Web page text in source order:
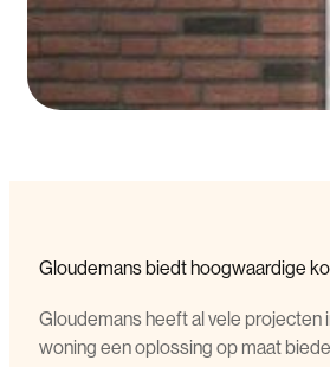
Gloudemans biedt hoogwaardige
Gloudemans heeft al vele projecten
woning een oplossing op maat